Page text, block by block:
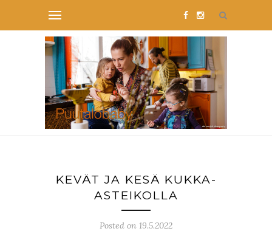
KEVÄT JA KESÄ KUKKA-
ASTEIKOLLA
Posted on 19.5.2022